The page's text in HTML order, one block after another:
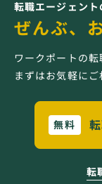
転職エージェント
ぜんぶ、
ワークポートの転
まずはお気軽にご
無料
転